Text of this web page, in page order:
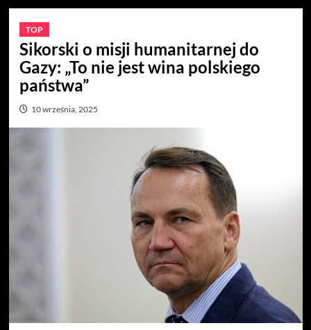
TOP
Sikorski o misji humanitarnej do
Gazy: „To nie jest wina polskiego
państwa”
10 września, 2025